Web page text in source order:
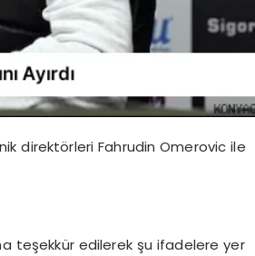
direktörleri Fahrudin Omerovic ile
teşekkür edilerek şu ifadelere yer